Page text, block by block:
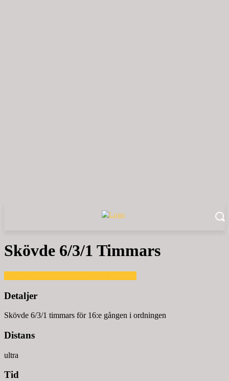
Skövde 6/3/1 Timmars
Detaljer
Skövde 6/3/1 timmars för 16:e gången i ordningen
Distans
ultra
Tid